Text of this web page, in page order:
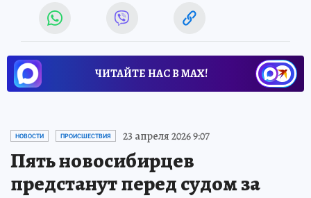
ЧИТАЙТЕ НАС В МАХ!
НОВОСТИ ПРОИСШЕСТВИЯ 23 апреля 2026 9:07
Пять новосибирцев
предстанут перед судом за